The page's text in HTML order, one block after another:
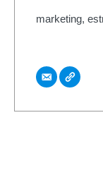
marketing,